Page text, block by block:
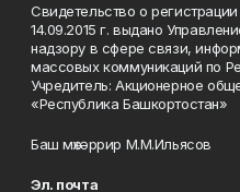
Свидетельство о
14.09.2015 г. выдано
надзору в сфере связи,
массовых коммуникаций по
Учредитель: Акционерное
«Республика Башкортостан»
Баш мөхәррир М.М.Ильясов
Эл. почта